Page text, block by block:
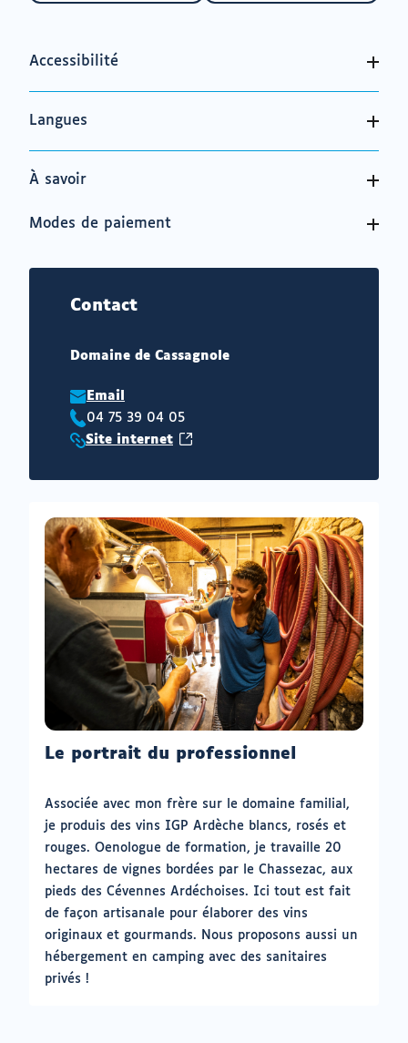
Accessibilité
Langues
À savoir
Modes de paiement
Contact
Domaine de Cassagnole
Email
Téléphone
04 75 39 04 05
Site
Site internet(ouvrir
un
onglet)
Le portrait du professionnel
Associée avec mon frère sur le domaine familial,
je produis des vins IGP Ardèche blancs, rosés et
rouges. Oenologue de formation, je travaille 20
hectares de vignes bordées par le Chassezac, aux
pieds des Cévennes Ardéchoises. Ici tout est fait
de façon artisanale pour élaborer des vins
originaux et gourmands. Nous proposons aussi un
hébergement en camping avec des sanitaires
privés !